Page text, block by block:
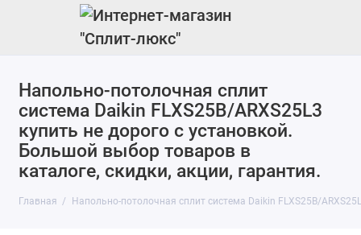
Напольно-потолочная сплит
система Daikin FLXS25B/ARXS25L3
купить не дорого с установкой.
Большой выбор товаров в
каталоге, скидки, акции, гарантия.
Главная Напольно-потолочная сплит система Daikin FLXS25B/